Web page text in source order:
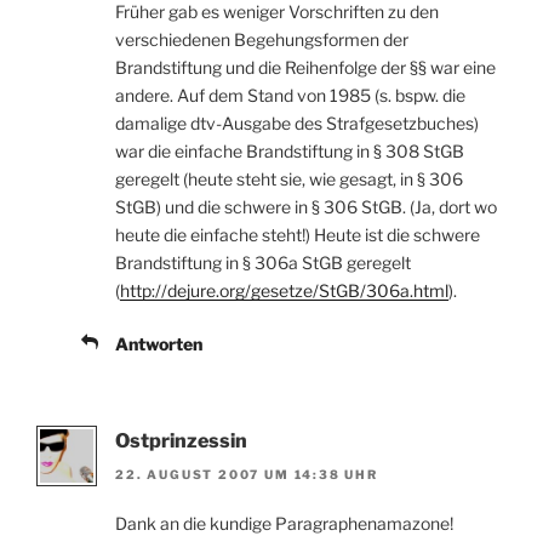
Früher gab es weniger Vorschriften zu den
verschiedenen Begehungsformen der
Brandstiftung und die Reihenfolge der §§ war eine
andere. Auf dem Stand von 1985 (s. bspw. die
damalige dtv-Ausgabe des Strafgesetzbuches)
war die einfache Brandstiftung in § 308 StGB
geregelt (heute steht sie, wie gesagt, in § 306
StGB) und die schwere in § 306 StGB. (Ja, dort wo
heute die einfache steht!) Heute ist die schwere
Brandstiftung in § 306a StGB geregelt
(http://dejure.org/gesetze/StGB/306a.html).
Antworten
Ostprinzessin
22. AUGUST 2007 UM 14:38 UHR
Dank an die kundige Paragraphenamazone!